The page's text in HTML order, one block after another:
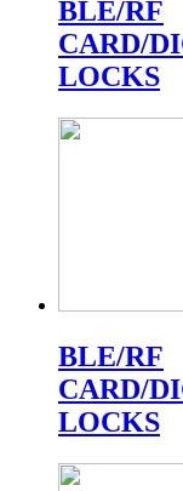
BLE/RF
CARD/
LOCKS
BLE/RF
CARD/
LOCKS